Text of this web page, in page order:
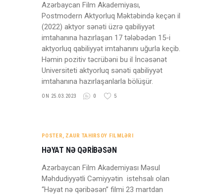
Azərbaycan Film Akademiyası,
Postmodern Aktyorluq Məktəbində keçən il
(2022) aktyor sənəti üzrə qabiliyyət
imtahanına hazırlaşan 17 tələbədən 15-i
aktyorluq qabiliyyət imtahanını uğurla keçib.
Həmin pozitiv təcrübəni bu il İncəsənət
Universiteti aktyorluq sənəti qabiliyyət
imtahanına hazırlaşanlarla bölüşür.
ON 25.03.2023 0 5
POSTER, ZAUR TAHIRSOY FILMLƏRI
HƏYAT NƏ QƏRİBƏSƏN
Azərbaycan Film Akademiyası Məsul
Məhdudiyyətli Cəmiyyətin istehsalı olan
“Həyat nə qəribəsən” filmi 23 martdan